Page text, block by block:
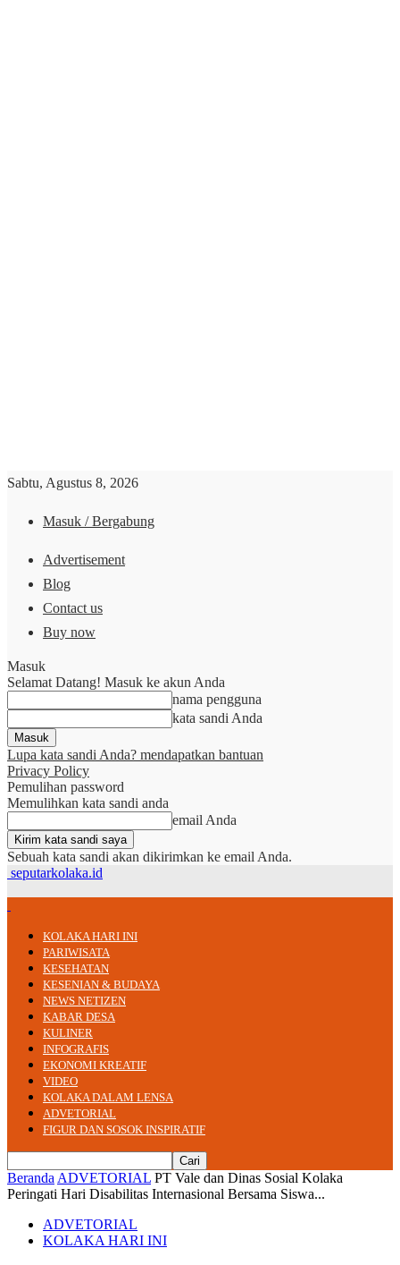
Sabtu, Agustus 8, 2026
Masuk / Bergabung
Advertisement
Blog
Contact us
Buy now
Masuk
Selamat Datang! Masuk ke akun Anda
nama pengguna
kata sandi Anda
Lupa kata sandi Anda? mendapatkan bantuan
Privacy Policy
Pemulihan password
Memulihkan kata sandi anda
email Anda
Sebuah kata sandi akan dikirimkan ke email Anda.
seputarkolaka.id
KOLAKA HARI INI
PARIWISATA
KESEHATAN
KESENIAN & BUDAYA
NEWS NETIZEN
KABAR DESA
KULINER
INFOGRAFIS
EKONOMI KREATIF
VIDEO
KOLAKA DALAM LENSA
ADVETORIAL
FIGUR DAN SOSOK INSPIRATIF
Beranda ADVETORIAL PT Vale dan Dinas Sosial Kolaka
Peringati Hari Disabilitas Internasional Bersama Siswa...
ADVETORIAL
KOLAKA HARI INI